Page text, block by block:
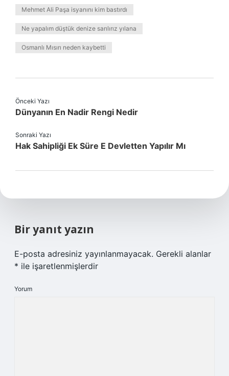
Mehmet Ali Paşa isyanını kim bastırdı
Ne yapalım düştük denize sarılırız yılana
Osmanlı Mısırı neden kaybetti
Önceki Yazı
Dünyanın En Nadir Rengi Nedir
Sonraki Yazı
Hak Sahipliği Ek Süre E Devletten Yapılır Mı
Bir yanıt yazın
E-posta adresiniz yayınlanmayacak. Gerekli alanlar
* ile işaretlenmişlerdir
Yorum